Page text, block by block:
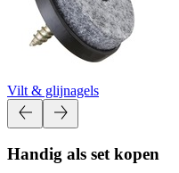
Vilt & glijnagels
Handig als set kopen